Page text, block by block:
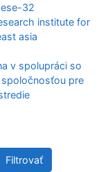
32
institute for
asia
v spolupráci so
pre
Filtrovať